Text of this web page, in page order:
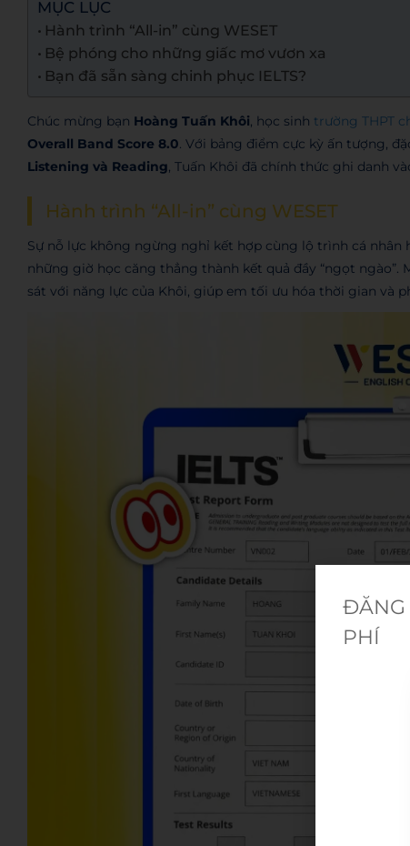
MỤC LỤC
Hành trình “All-in” cùng WESET
Bệ phóng cho những giấc mơ vươn xa
Bạn đã sẵn sàng chinh phục IELTS?
Chúc mừng bạn Hoàng Tuấn Khôi, học sinh trường THPT
Overall Band Score 8.0. Với bảng điểm cực kỳ ấn tượng,
Listening và Reading, Tuấn Khôi đã chính thức ghi danh
Hành trình “All-in” cùng WESET
Sự nỗ lực không ngừng nghỉ kết hợp cùng lộ trình cá nhân
những giờ học căng thẳng thành kết quả đầy “ngọt
sát với năng lực của Khôi, giúp em tối ưu hóa thời gian và
ĐĂNG
PHÍ